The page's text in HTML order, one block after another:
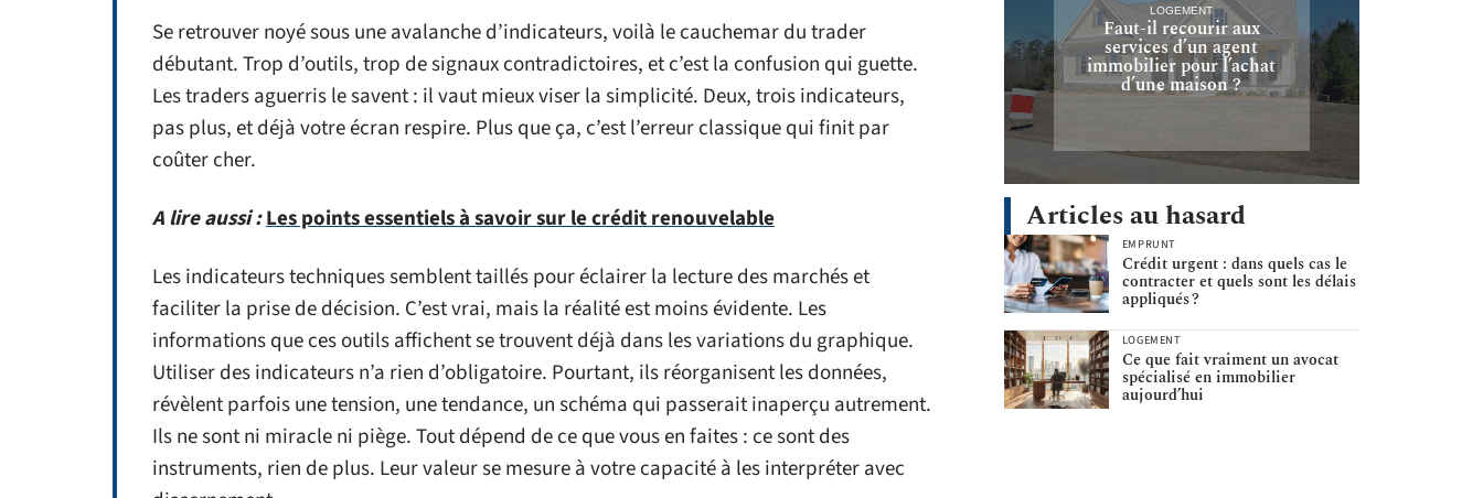
Se retrouver noyé sous une avalanche d’indicateurs, voilà le cauchemar du trader
débutant. Trop d’outils, trop de signaux contradictoires, et c’est la confusion qui guette.
Les traders aguerris le savent : il vaut mieux viser la simplicité. Deux, trois indicateurs,
pas plus, et déjà votre écran respire. Plus que ça, c’est l’erreur classique qui finit par
coûter cher.
A lire aussi :Les points essentiels à savoir sur le crédit renouvelable
Les indicateurs techniques semblent taillés pour éclairer la lecture des marchés et
faciliter la prise de décision. C’est vrai, mais la réalité est moins évidente. Les
informations que ces outils affichent se trouvent déjà dans les variations du graphique.
Utiliser des indicateurs n’a rien d’obligatoire. Pourtant, ils réorganisent les données,
révèlent parfois une tension, une tendance, un schéma qui passerait inaperçu autrement.
Ils ne sont ni miracle ni piège. Tout dépend de ce que vous en faites : ce sont des
instruments, rien de plus. Leur valeur se mesure à votre capacité à les interpréter avec
LOGEMENT
Faut-il recourir aux
services d’un agent
immobilier pour l’achat
d’une maison ?
Articles au hasard
EMPRUNT
Crédit urgent : dans quels cas le
contracter et quels sont les délais
appliqués ?
LOGEMENT
Ce que fait vraiment un avocat
spécialisé en immobilier
aujourd’hui